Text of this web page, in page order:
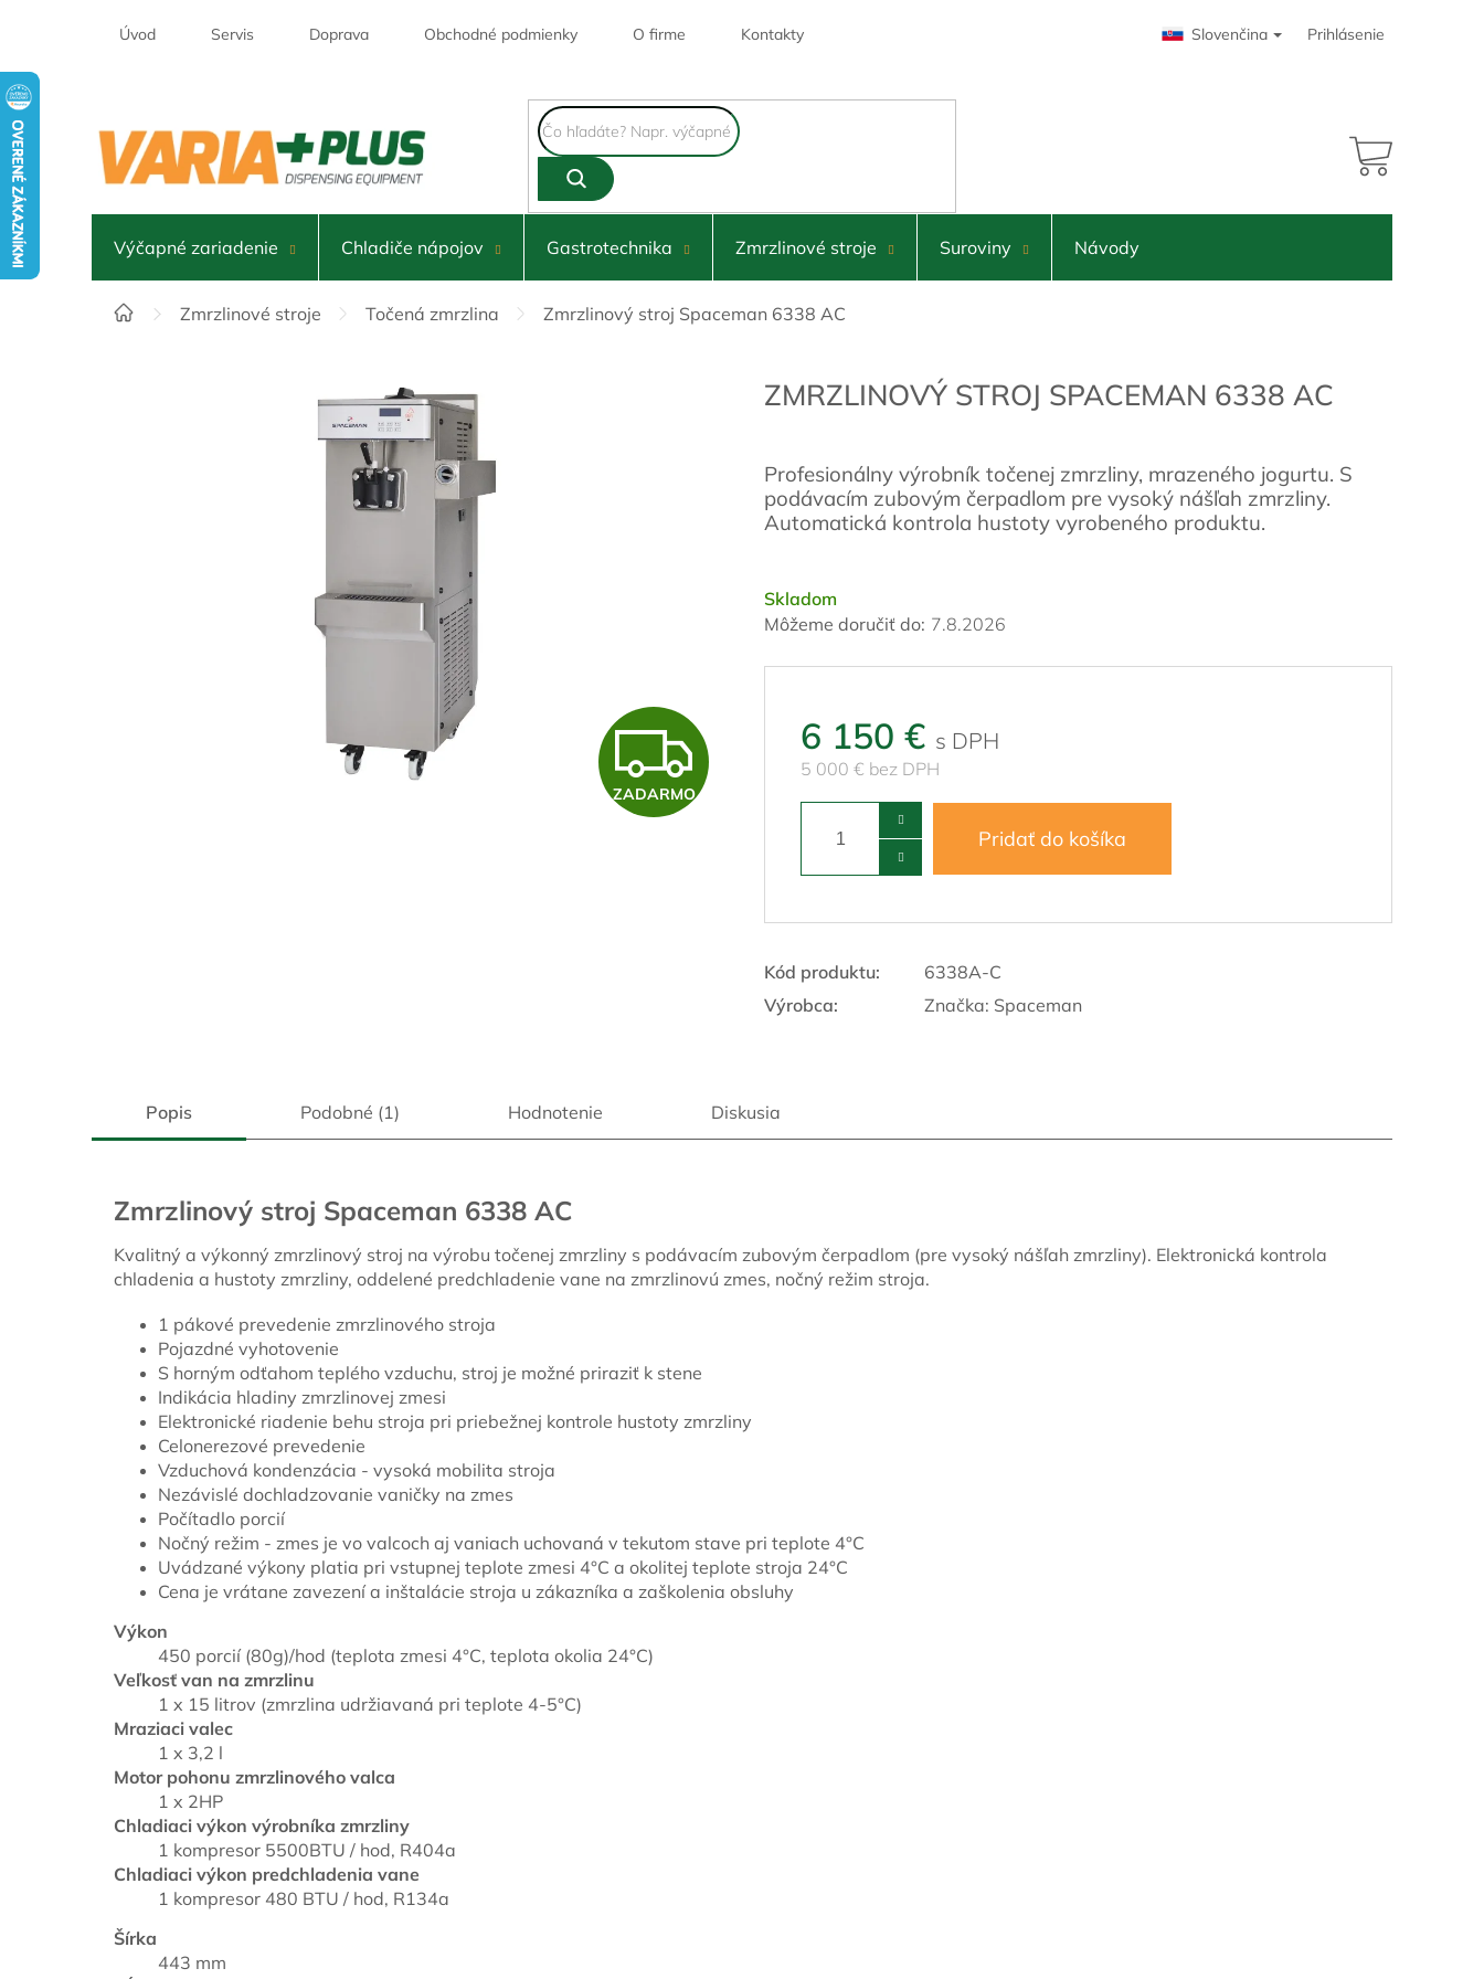
Úvod Servis Doprava Obchodné podmienky O firme Kontakty Slovenčina Prihlásenie
NÁKUPNÝ
Výčapné zariadenie Chladiče nápojov Gastrotechnika Zmrzlinové stroje Suroviny Návody
DomovZmrzlinové stroje Točená zmrzlina Zmrzlinový stroj Spaceman 6338 AC
Z
A
M
ZADARMO
ZMRZLINOVÝ STROJ SPACEMAN 6338 AC
Skladom
Môžeme doručiť do: 7.8.2026
6 150 €
5 000 € bez DPH
Pridať do košíka
Profesionálny výrobník točenej zmrzliny, mrazeného jogurtu. S
podávacím zubovým čerpadlom pre vysoký nášľah zmrzliny.
Automatická kontrola hustoty vyrobeného produktu.
Kód produktu:
6338A-C
Výrobca:
Značka: Spaceman
Popis Podobné (1) Hodnotenie Diskusia
Zmrzlinový stroj Spaceman 6338 AC
Kvalitný a výkonný zmrzlinový stroj na výrobu točenej zmrzliny s podávacím zubovým čerpadlom (pre vysoký nášľah zmrzliny). Elektronická kontrola
chladenia a hustoty zmrzliny, oddelené predchladenie vane na zmrzlinovú zmes, nočný režim stroja.
1 pákové prevedenie zmrzlinového stroja
Pojazdné vyhotovenie
S horným odťahom teplého vzduchu, stroj je možné priraziť k stene
Indikácia hladiny zmrzlinovej zmesi
Elektronické riadenie behu stroja pri priebežnej kontrole hustoty zmrzliny
Celonerezové prevedenie
Vzduchová kondenzácia - vysoká mobilita stroja
Nezávislé dochladzovanie vaničky na zmes
Počítadlo porcií
Nočný režim - zmes je vo valcoch aj vaniach uchovaná v tekutom stave pri teplote 4°C
Uvádzané výkony platia pri vstupnej teplote zmesi 4°C a okolitej teplote stroja 24°C
Cena je vrátane zavezení a inštalácie stroja u zákazníka a zaškolenia obsluhy
Výkon
450 porcií (80g)/hod (teplota zmesi 4°C, teplota okolia 24°C)
Veľkosť van na zmrzlinu
1 x 15 litrov (zmrzlina udržiavaná pri teplote 4-5°C)
Mraziaci valec
1 x 3,2 l
Motor pohonu zmrzlinového valca
1 x 2HP
Chladiaci výkon výrobníka zmrzliny
1 kompresor 5500BTU / hod, R404a
Chladiaci výkon predchladenia vane
1 kompresor 480 BTU / hod, R134a
Šírka
443 mm